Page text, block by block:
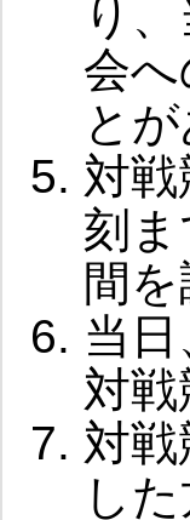
り
会
とが
対
刻
間
当
対
対
し